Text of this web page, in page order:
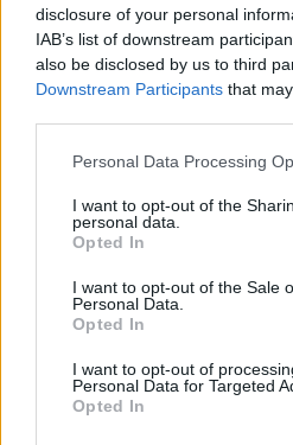
disclosure of your personal
IAB’s list of downstream
also be disclosed by us to third
Downstream Participants that
Please note that this website/app
not limited to your visit or usage
grant or deny consent to Google
use your data for below specified
consent section.
Personal Data Processing
I want to opt-out of the
personal data.
Opted In
I want to opt-out of the Sale
Personal Data.
Opted In
I want to opt-out of
Personal Data for Targeted
Opted In
A gél a sivatag közepén is
előállítására (Fotó:
rendkívül gyors: mindössze 2
alapanyagának kikeverésére,
szárítással (liofilizálással)
bevetésre kész.
A technológiához hasonló
, a terveket ráadásul